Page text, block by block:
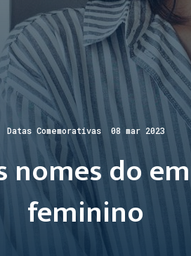
Datas Comemorativas 08 mar 2023
nomes do
feminino